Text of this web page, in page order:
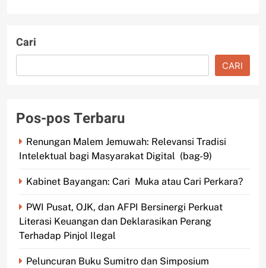
Cari
CARI
Pos-pos Terbaru
Renungan Malem Jemuwah: Relevansi Tradisi
Intelektual bagi Masyarakat Digital (bag-9)
Kabinet Bayangan: Cari Muka atau Cari Perkara?
PWI Pusat, OJK, dan AFPI Bersinergi Perkuat
Literasi Keuangan dan Deklarasikan Perang
Terhadap Pinjol Ilegal
Peluncuran Buku Sumitro dan Simposium